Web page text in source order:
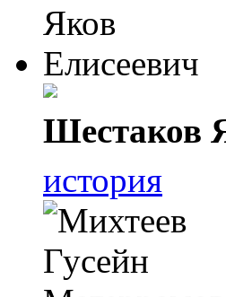
Шестаков
история